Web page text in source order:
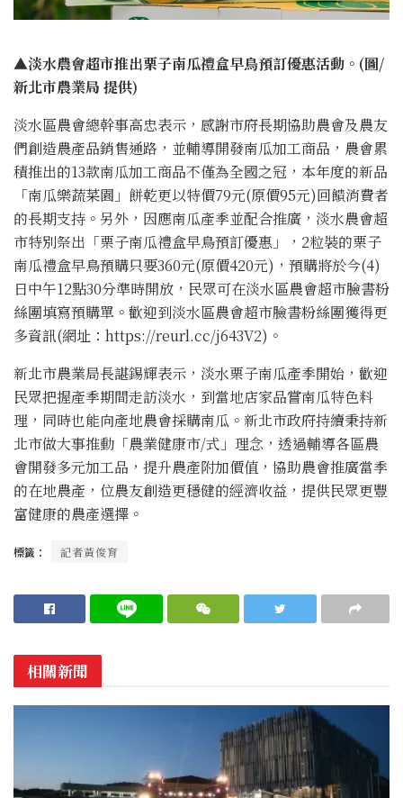
▲淡水農會超市推出栗子南瓜禮盒早鳥預訂優惠活動。(圖/
新北市農業局 提供)
淡水區農會總幹事高忠表示，感謝市府長期協助農會及農友
們創造農產品銷售通路，並輔導開發南瓜加工商品，農會累
積推出的13款南瓜加工商品不僅為全國之冠，本年度的新品
「南瓜樂蔬菜園」餅乾更以特價79元(原價95元)回饋消費者
的長期支持。另外，因應南瓜產季並配合推廣，淡水農會超
市特別祭出「栗子南瓜禮盒早鳥預訂優惠」，2粒裝的栗子
南瓜禮盒早鳥預購只要360元(原價420元)，預購將於今(4)
日中午12點30分準時開放，民眾可在淡水區農會超市臉書粉
絲團填寫預購單。歡迎到淡水區農會超市臉書粉絲團獲得更
多資訊(網址：https://reurl.cc/j643V2)。
新北市農業局長諶錫輝表示，淡水栗子南瓜產季開始，歡迎
民眾把握產季期間走訪淡水，到當地店家品嘗南瓜特色料
理，同時也能向產地農會採購南瓜。新北市政府持續秉持新
北市做大事推動「農業健康市/式」理念，透過輔導各區農
會開發多元加工品，提升農產附加價值，協助農會推廣當季
的在地農產，位農友創造更穩健的經濟收益，提供民眾更豐
富健康的農產選擇。
標籤： 記者黃俊育
相關新聞